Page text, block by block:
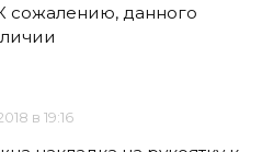
сожалению, данного
в 19:16